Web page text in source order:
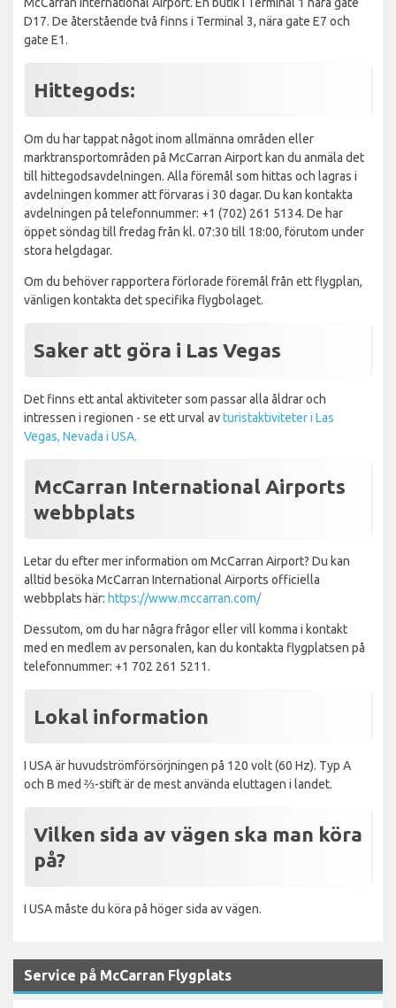
D17. De återstående två finns i Terminal 3, nära gate E7 och
gate E1.
Hittegods:
Om du har tappat något inom allmänna områden eller
marktransportområden på McCarran Airport kan du anmäla det
till hittegodsavdelningen. Alla föremål som hittas och lagras i
avdelningen kommer att förvaras i 30 dagar. Du kan kontakta
avdelningen på telefonnummer: +1 (702) 261 5134. De har
öppet söndag till fredag från kl. 07:30 till 18:00, förutom under
stora helgdagar.
Om du behöver rapportera förlorade föremål från ett flygplan,
vänligen kontakta det specifika flygbolaget.
Saker att göra i Las Vegas
Det finns ett antal aktiviteter som passar alla åldrar och
intressen i regionen - se ett urval avturistaktiviteter i Las
Vegas, Nevada i USA.
McCarran International Airports
webbplats
Letar du efter mer information om McCarran Airport? Du kan
alltid besöka McCarran International Airports officiella
webbplats här: https://www.mccarran.com/
Dessutom, om du har några frågor eller vill komma i kontakt
med en medlem av personalen, kan du kontakta flygplatsen på
telefonnummer: +1 702 261 5211.
Lokal information
I USA är huvudströmförsörjningen på 120 volt (60 Hz). Typ A
och B med ⅔-stift är de mest använda eluttagen i landet.
Vilken sida av vägen ska man köra
på?
I USA måste du köra på höger sida av vägen.
Service på McCarran Flygplats